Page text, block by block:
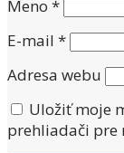
Meno *
E-mail *
Adresa webu
Uložiť moje
prehliadači pre